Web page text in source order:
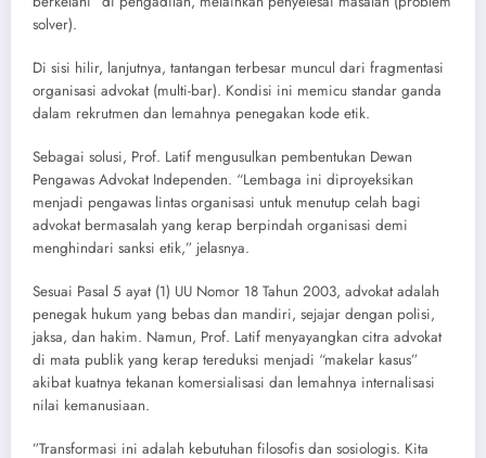
solver).
​Di sisi hilir, lanjutnya, tantangan terbesar muncul dari fragmentasi
organisasi advokat (multi-bar). Kondisi ini memicu standar ganda
dalam rekrutmen dan lemahnya penegakan kode etik.
​Sebagai solusi, Prof. Latif mengusulkan pembentukan Dewan
Pengawas Advokat Independen. “Lembaga ini diproyeksikan
menjadi pengawas lintas organisasi untuk menutup celah bagi
advokat bermasalah yang kerap berpindah organisasi demi
menghindari sanksi etik,” jelasnya.
​Sesuai Pasal 5 ayat (1) UU Nomor 18 Tahun 2003, advokat adalah
penegak hukum yang bebas dan mandiri, sejajar dengan polisi,
jaksa, dan hakim. Namun, Prof. Latif menyayangkan citra advokat
di mata publik yang kerap tereduksi menjadi “makelar kasus”
akibat kuatnya tekanan komersialisasi dan lemahnya internalisasi
nilai kemanusiaan.
​”Transformasi ini adalah kebutuhan filosofis dan sosiologis. Kita